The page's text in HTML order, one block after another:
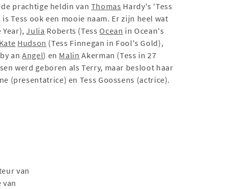
prachtige heldin van Thomas Hardy's 'Tess
Tess ook een mooie naam. Er zijn heel wat
Year),Julia Roberts (TessOcean in Ocean's
Kate Hudson (Tess Finnegan in Fool's Gold),
by anAngel) en Malin Akerman (Tess in 27
werd geboren als Terry, maar besloot haar
(presentatrice) en Tess Goossens (actrice).
van
van